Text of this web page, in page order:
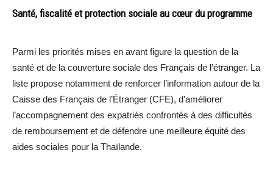
Santé, fiscalité et protection sociale au cœur du programme
Parmi les priorités mises en avant figure la question de la
santé et de la couverture sociale des Français de l’étranger. La
liste propose notamment de renforcer l’information autour de la
Caisse des Français de l’Étranger (CFE), d’améliorer
l’accompagnement des expatriés confrontés à des difficultés
de remboursement et de défendre une meilleure équité des
aides sociales pour la Thaïlande.